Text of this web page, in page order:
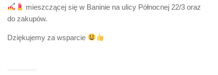
mieszczącej się w Baninie na ulicy Północnej 22/3 oraz
do zakupów.
Dziękujemy za wsparcie